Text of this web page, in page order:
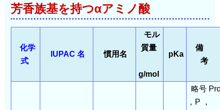
芳香族基を持つαアミノ酸
化学
式
IUPAC 名 慣用名
モル
質量
g/mol
pKa
備
考
略号
，P ，